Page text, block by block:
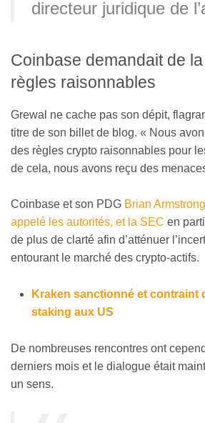
directeur juridique de
Coinbase demandait de
règles raisonnables
Grewal ne cache pas son dépit,
titre de son billet de blog. « Nous
des règles crypto raisonnables pour
de cela, nous avons reçu des
Coinbase et son PDG Brian Armstrong
appelé les autorités, et la SEC en
de plus de clarté afin d’atténuer
entourant le marché des crypto-actifs.
Kraken sanctionné et contraint
staking aux US
De nombreuses rencontres ont
derniers mois et le dialogue était
un sens.